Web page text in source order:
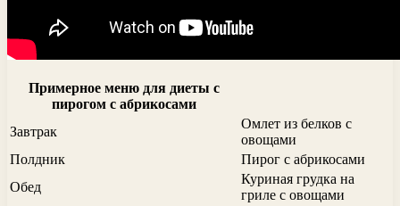
Примерное меню для диеты с
пирогом с абрикосами
Завтрак
Омлет из белков с
овощами
Полдник
Пирог с абрикосами
Обед
Куриная грудка на
гриле с овощами